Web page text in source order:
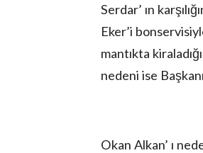
Serdar’ ın
Eker’i
mantıkta
nedeni ise
Okan Alkan’ ı